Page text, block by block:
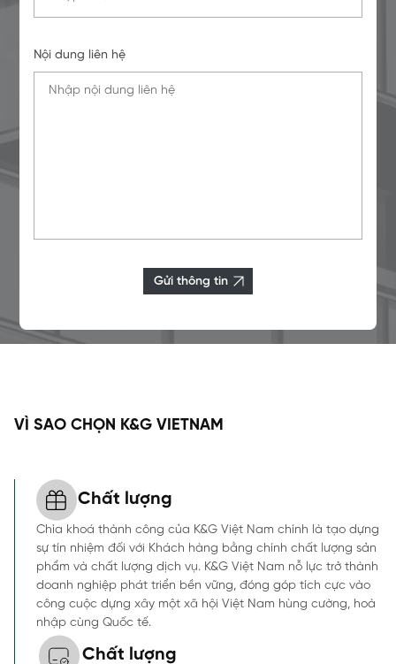
Nội dung liên hệ
Gửi thông tin
VÌ SAO CHỌN K&G VIETNAM
Chất lượng
Chìa khoá thành công của K&G Việt Nam chính là tạo dựng
sự tín nhiệm đối với Khách hàng bằng chính chất lượng sản
phẩm và chất lượng dịch vụ. K&G Việt Nam nỗ lực trở thành
doanh nghiệp phát triển bền vững, đóng góp tích cực vào
công cuộc dựng xây một xã hội Việt Nam hùng cường, hoà
nhập cùng Quốc tế.
Chất lượng